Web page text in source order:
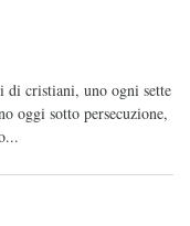
cristiani, uno ogni sette
oggi sotto persecuzione,